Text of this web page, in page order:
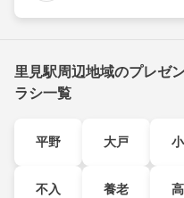
里見駅周辺地域のプレゼ
ラシ一覧
平野 大戸
不入 養老